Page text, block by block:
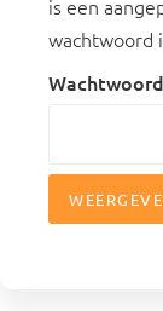
is een
wachtwoord